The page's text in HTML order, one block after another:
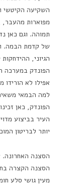
השקיעה הקיטשי
מפוארות
תמוהה. וגם כאן
של קדמת הבמה.
הגיוני,
הפונדק במערכה
אפילו לא
למה הבמאי
הפונדק, כאן
העיר בביצוע
יותר לבריטון
הסצנה האחרונה.
הסצנה הקצרה
מעין גושי סלע